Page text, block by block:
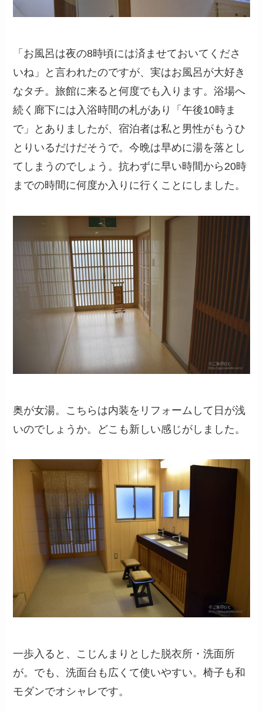
「お風呂は夜の8時頃には済ませておいてくださ
いね」と言われたのですが、実はお風呂が大好き
なタチ。旅館に来ると何度でも入ります。浴場へ
続く廊下には入浴時間の札があり「午後10時ま
で」とありましたが、宿泊者は私と男性がもうひ
とりいるだけだそうで。今晩は早めに湯を落とし
てしまうのでしょう。抗わずに早い時間から20時
までの時間に何度か入りに行くことにしました。
奥が女湯。こちらは内装をリフォームして日が浅
いのでしょうか。どこも新しい感じがしました。
一歩入ると、こじんまりとした脱衣所・洗面所
が。でも、洗面台も広くて使いやすい。椅子も和
モダンでオシャレです。